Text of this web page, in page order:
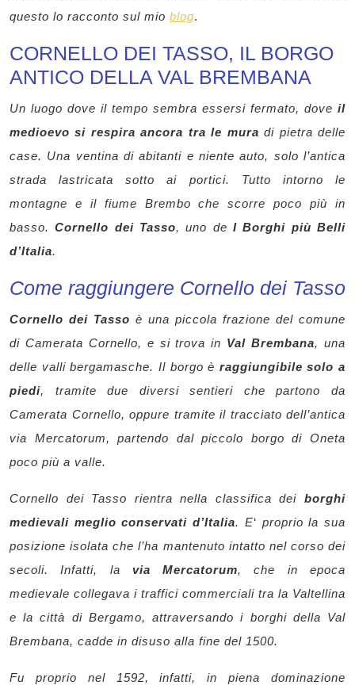
questo lo racconto sul mio blog.
CORNELLO DEI TASSO, IL BORGO
ANTICO DELLA VAL BREMBANA
Un luogo dove il tempo sembra essersi fermato, dove il
medioevo si respira ancora tra le mura di pietra delle
case. Una ventina di abitanti e niente auto, solo l’antica
strada lastricata sotto ai portici. Tutto intorno le
montagne e il fiume Brembo che scorre poco più in
basso.Cornello dei Tasso, uno deI Borghi più Belli
d’Italia.
Come raggiungere Cornello dei Tasso
Cornello dei Tasso è una piccola frazione del comune
di Camerata Cornello, e si trova in Val Brembana, una
delle valli bergamasche. Il borgo è raggiungibile solo a
piedi, tramite due diversi sentieri che partono da
Camerata Cornello, oppure tramite il tracciato dell’antica
via Mercatorum, partendo dal piccolo borgo di Oneta
poco più a valle.
Cornello dei Tasso rientra nella classifica dei borghi
medievali meglio conservati d’Italia. E‘ proprio la sua
posizione isolata che l’ha mantenuto intatto nel corso dei
secoli. Infatti, la via Mercatorum, che in epoca
medievale collegava i traffici commerciali tra la Valtellina
e la città di Bergamo, attraversando i borghi della Val
Brembana, cadde in disuso alla fine del 1500.
Fu proprio nel 1592, infatti, in piena dominazione